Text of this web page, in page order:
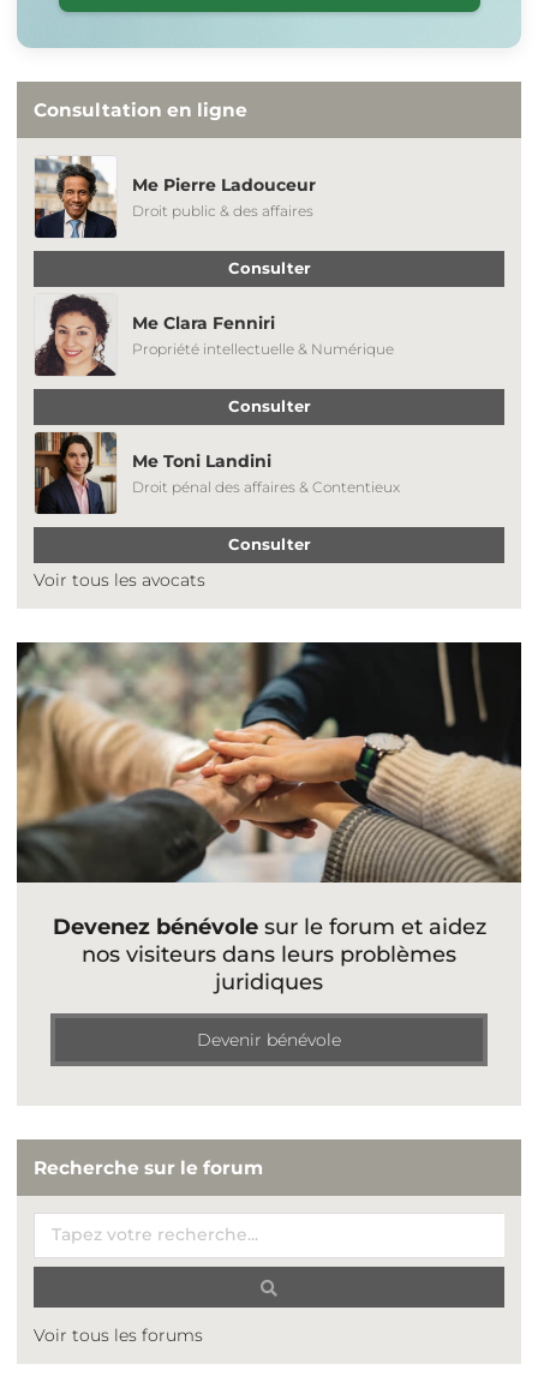
Consultation en ligne
Me Pierre Ladouceur
Droit public & des affaires
Consulter
Me Clara Fenniri
Propriété intellectuelle & Numérique
Consulter
Me Toni Landini
Droit pénal des affaires & Contentieux
Consulter
Voir tous les avocats
Devenez bénévolesur le forum et aidez
nos visiteurs dans leurs problèmes
juridiques
Devenir bénévole
Recherche sur le forum
Voir tous les forums